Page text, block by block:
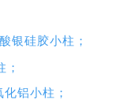
银硅胶小柱；
铝小柱；